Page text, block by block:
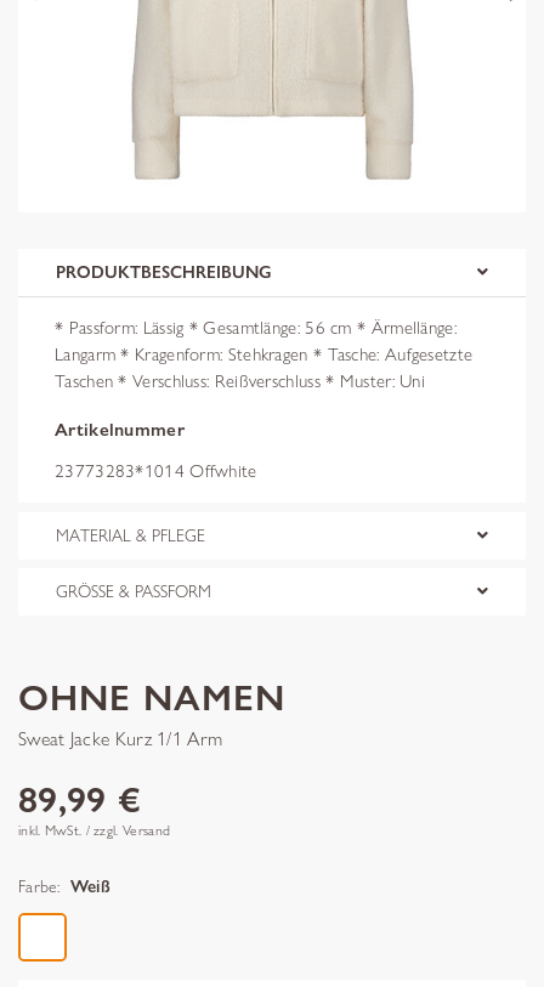
PRODUKTBESCHREIBUNG
* Passform: Lässig * Gesamtlänge: 56 cm * Ärmellänge:
Langarm * Kragenform: Stehkragen * Tasche: Aufgesetzte
Taschen * Verschluss: Reißverschluss * Muster: Uni
Artikelnummer
23773283*1014 Offwhite
MATERIAL & PFLEGE
GRÖSSE & PASSFORM
OHNE NAMEN
Sweat Jacke Kurz 1/1 Arm
89,99 €
inkl. MwSt. / zzgl. Versand
Farbe: Weiß